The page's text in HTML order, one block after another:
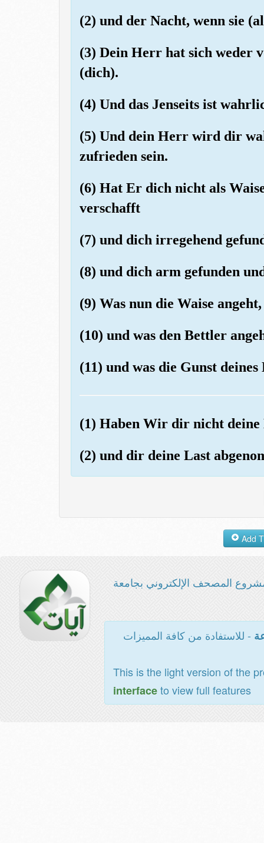
(2) und der Nacht, wenn sie
(3) Dein Herr hat sich weder
(dich).
(4) Und das Jenseits ist
(5) Und dein Herr wird dir
zufrieden sein.
(6) Hat Er dich nicht als
verschafft
(7) und dich irregehend
(8) und dich arm gefunden
(9) Was nun die Waise
(10) und was den Bettler
(11) und was die Gunst
(1) Haben Wir dir nicht deine
(2) und dir deine Last
المصحف الإلكتروني بجامعة
- للاستفادة من كافة المميزات
This is the light version of the
interfaceto view full features